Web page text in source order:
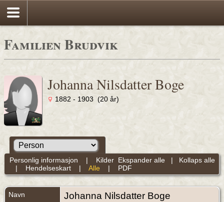
Familien Brudvik
Johanna Nilsdatter Boge
1882 - 1903 (20 år)
Ekspander alle | Kollaps alle
Personlig informasjon | Kilder
| Hendelseskart| Alle | PDF
Navn Johanna Nilsdatter Boge